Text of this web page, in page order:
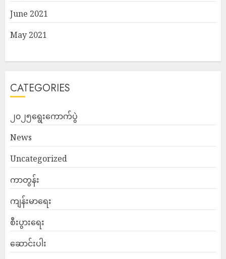
June 2021
May 2021
CATEGORIES
၂၀၂၅ရွေးကောက်ပွဲ
News
Uncategorized
ကာတွန်း
ကျန်းမာရေး
စီးပွားရေး
ဆောင်းပါး